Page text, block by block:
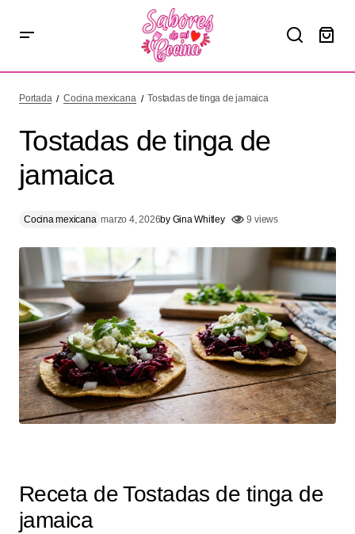
Portada Cocina mexicana Tostadas de tinga de jamaica
Tostadas de tinga de
jamaica
Cocina mexicana marzo 4, 2026by Gina Whitley 9 views
Receta de Tostadas de tinga de
jamaica